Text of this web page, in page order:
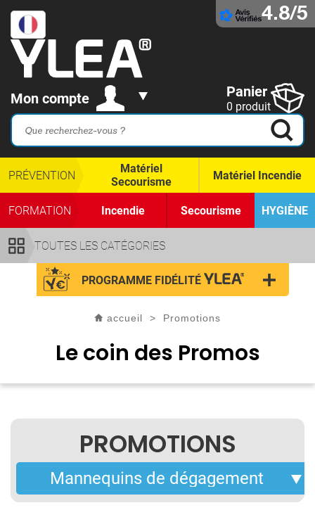
4.8/5
Mon compte Panier
0 produit
TOUTES LES CATÉGORIES
PRÉVENTION
Matériel
Secourisme
Matériel Incendie
FORMATION Incendie Secourisme HYGIÈNE
PROGRAMME FIDÉLITÉ
accueil > Promotions
Le coin des Promos
PROMOTIONS